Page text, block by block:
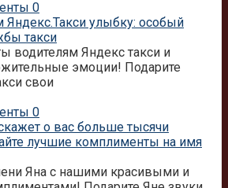
0
Яндекс.Такси улыбку: особый
такси
водителям Яндекс такси и
эмоции! Подарите
свои
0
о вас больше тысячи
лучшие комплименты на имя
Яна с нашими красивыми и